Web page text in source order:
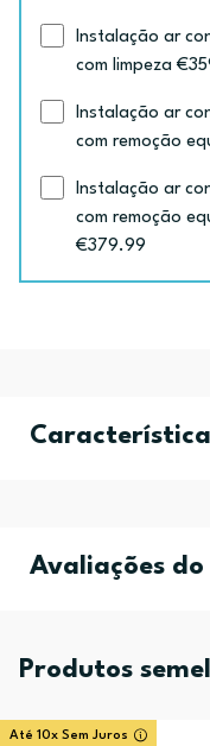
Instalação ar
com limpeza
Instalação ar
com remoção
Instalação ar
com remoção
€379.99
Avaliações
Produtos
Até 10x Sem Juros